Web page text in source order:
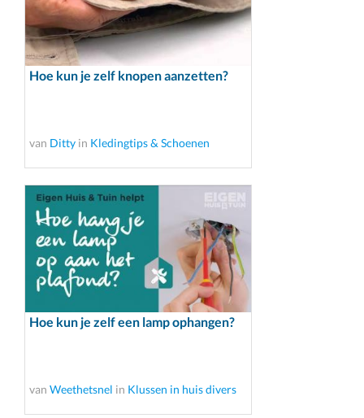
Hoe kun je zelf knopen aanzetten?
van Ditty in Kledingtips & Schoenen
Hoe kun je zelf een lamp ophangen?
van Weethetsnel in Klussen in huis divers